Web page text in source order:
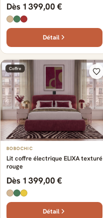
Dès 1 399,00 €
Détail
Coffre
BOBOCHIC
Lit coffre électrique ELIXA texturé
rouge
Dès 1 399,00 €
Détail